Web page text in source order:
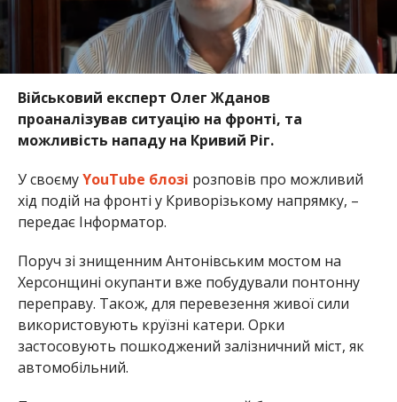
Військовий експерт Олег Жданов
проаналізував ситуацію на фронті, та
можливість нападу на Кривий Ріг.
У своємуYouTube блозі розповів про можливий
хід подій на фронті у Криворізькому напрямку, –
передає Інформатор.
Поруч зі знищенним Антонівським мостом на
Херсонщині окупанти вже побудували понтонну
переправу. Також, для перевезення живої сили
використовують круїзні катери. Орки
застосовують пошкоджений залізничний міст, як
автомобільний.